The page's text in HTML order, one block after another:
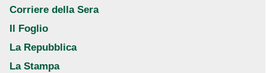
Corriere della Sera
Il Foglio
La Repubblica
La Stampa